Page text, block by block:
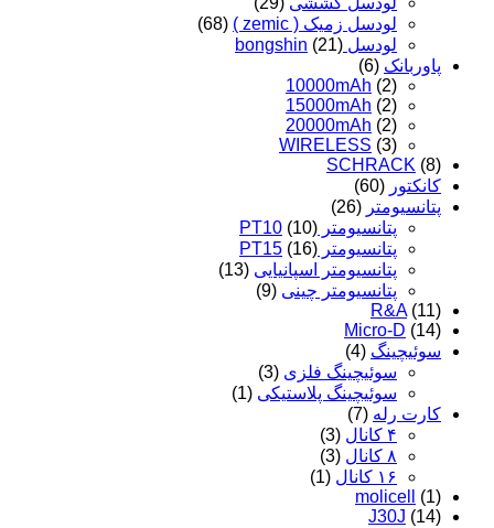
لودسل زمیک ( zemic )
(68)
لودسل bongshin (21)
پاوربانک (6)
10000mAh (2)
15000mAh (2)
20000mAh (2)
WIRELESS (3)
SCHRACK (8)
کانکتور (60)
پتانسیومتر (26)
پتانسیومتر PT10 (10)
پتانسیومتر PT15 (16)
پتانسیومتر اسپانیایی (13)
پتانسیومتر چینی (9)
R&A (11)
Micro-D (14)
سوئیچینگ (4)
سوئیچینگ فلزی (3)
سوئیچینگ پلاستیکی (1)
کارت رله (7)
۴ کانال
(3)
۸ کانال
(3)
۱۶ کانال
(1)
molicell
(1)
J30J (14)